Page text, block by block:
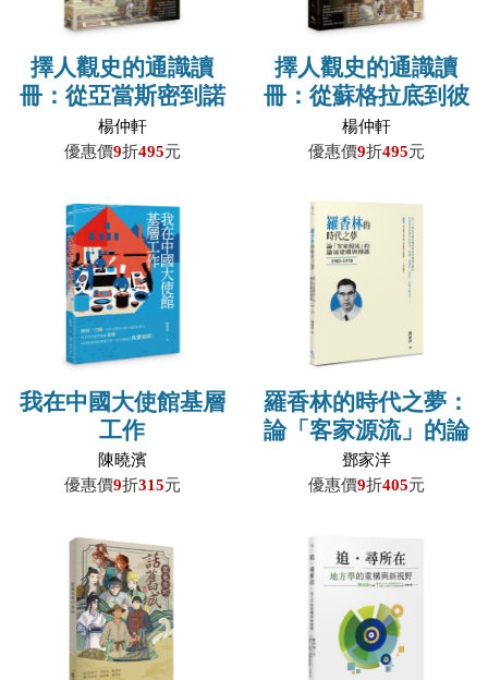
擇人觀史的通識讀
冊：從亞當斯密到諾
貝爾──民族國家與
軍工產業
楊仲軒
優惠價9折495元
擇人觀史的通識讀
冊：從蘇格拉底到彼
得大帝──思想與權
力的開端
楊仲軒
優惠價9折495元
我在中國大使館基層
工作
陳曉濱
優惠價9折315元
羅香林的時代之夢：
論「客家源流」的論
述建構與傳播
（1905-1978）
鄧家洋
優惠價9折405元